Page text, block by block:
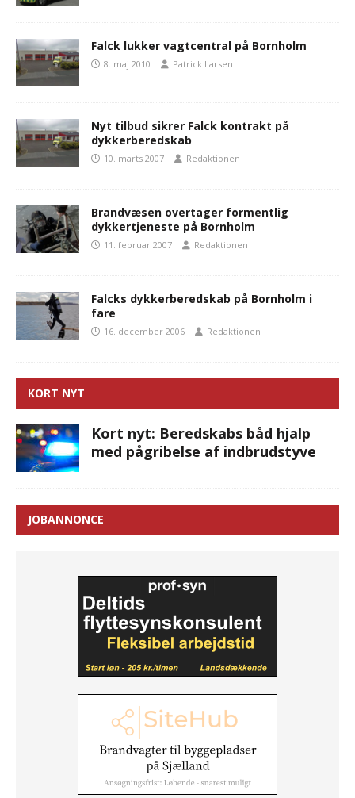
Falck lukker vagtcentral på Bornholm
8. maj 2010 Patrick Larsen
Nyt tilbud sikrer Falck kontrakt på
dykkerberedskab
10. marts 2007 Redaktionen
Brandvæsen overtager formentlig
dykkertjeneste på Bornholm
11. februar 2007 Redaktionen
Falcks dykkerberedskab på Bornholm i
fare
16. december 2006 Redaktionen
KORT NYT
Kort nyt: Beredskabs båd hjalp
med pågribelse af indbrudstyve
JOBANNONCE